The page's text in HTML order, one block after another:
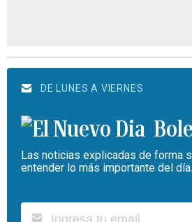
DE LUNES A VIERNES
Las noticias explicadas de forma
entender lo más importante del día.